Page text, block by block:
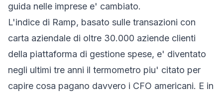
guida nelle imprese e' cambiato.
L'indice di Ramp, basato sulle transazioni con
carta aziendale di oltre 30.000 aziende clienti
della piattaforma di gestione spese, e' diventato
negli ultimi tre anni il termometro piu' citato per
capire cosa pagano davvero i CFO americani. E in